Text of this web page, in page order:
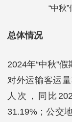
“中秋
总体情况
2024年“中秋”
对外运输客运
人次，同比
31.19%；公交